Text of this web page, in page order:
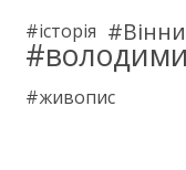
історія
живопис